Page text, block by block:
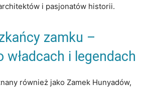
i pasjonatów historii.
zamku –
władcach i legendach
również jako Zamek Hunyadów,